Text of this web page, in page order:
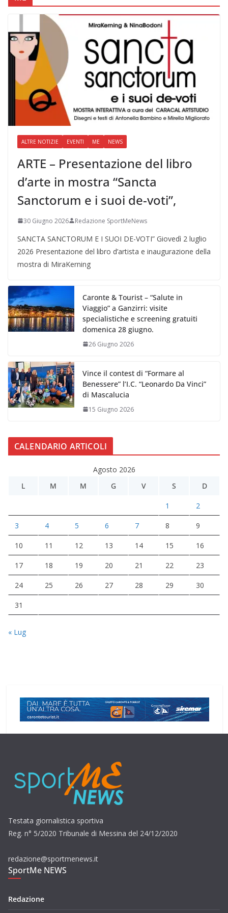
ALTRE NOTIZIE EVENTI ME NEWS
ARTE – Presentazione del libro
d’arte in mostra “Sancta
Sanctorum e i suoi de-voti”,
30 Giugno 2026 Redazione SportMeNews
SANCTA SANCTORUM E I SUOI DE-VOTI” Giovedì 2 luglio
2026 Presentazione del libro d’artista e inaugurazione della
mostra di MiraKerning
Caronte & Tourist – “Salute in
Viaggio” a Ganzirri: visite
specialistiche e screening gratuiti
domenica 28 giugno.
26 Giugno 2026
Vince il contest di “Formare al
Benessere” l’I.C. “Leonardo Da Vinci”
di Mascalucia
15 Giugno 2026
CALENDARIO ARTICOLI
Agosto 2026
L
M M G V S D
1 2
3 4 5 6 7 8 9
10 11 12 13 14 15 16
17 18 19 20 21 22 23
24 25 26 27 28 29 30
31
« Lug
Testata giornalistica sportiva
Reg. n° 5/2020 Tribunale di Messina del 24/12/2020
redazione@sportmenews.it
SportMe NEWS
Redazione